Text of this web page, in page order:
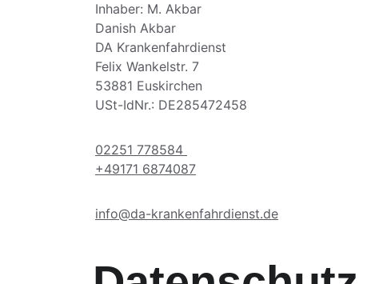
Inhaber: M. Akbar
Danish Akbar
DA Krankenfahrdienst
Felix Wankelstr. 7
53881 Euskirchen
USt-IdNr.: DE285472458
02251 778584
+49171 6874087
info@da-krankenfahrdienst.de